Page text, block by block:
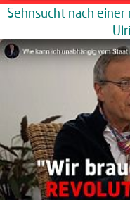
Sehnsucht nach einer